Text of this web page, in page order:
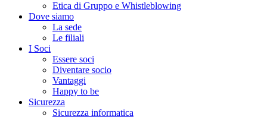
Etica di Gruppo e Whistleblowing
Dove siamo
La sede
Le filiali
I Soci
Essere soci
Diventare socio
Vantaggi
Happy to be
Sicurezza
Sicurezza informatica